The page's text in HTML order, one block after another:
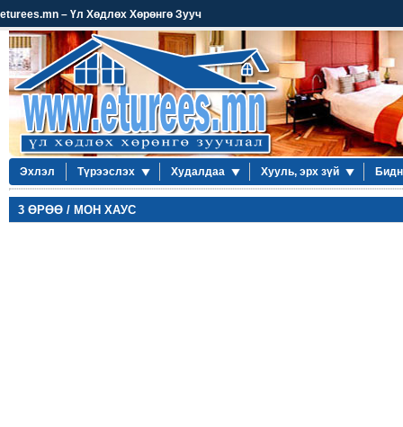
eturees.mn – Үл Хөдлөх Хөрөнгө Зууч
Эхлэл Түрээслэх Худалдаа Хууль, эрх зүй
3 ӨРӨӨ / МОН ХАУС